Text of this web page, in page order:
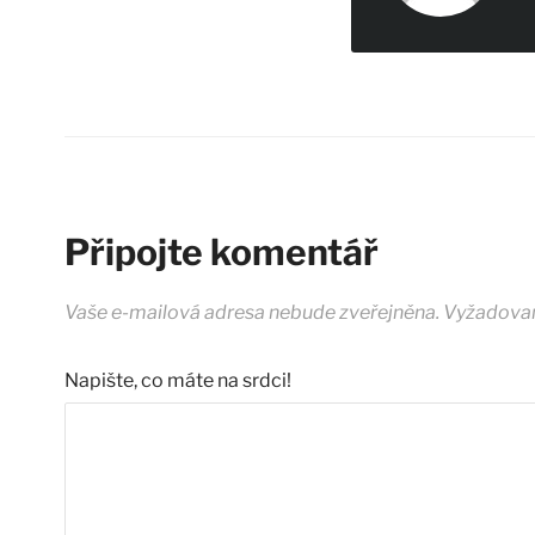
Připojte komentář
Vaše e-mailová adresa nebude zveřejněna.
Napište, co máte na srdci!